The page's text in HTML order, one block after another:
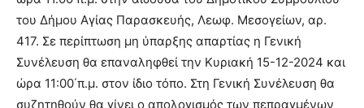
του Δήμου Αγίας Παρασκευής, Λεωφ. Μεσογείων, αρ.
417. Σε περίπτωση μη ύπαρξης απαρτίας η Γενική
Συνέλευση θα επαναληφθεί την Κυριακή 15-12-2024 και
ώρα 11:00΄π.μ. στον ίδιο τόπο. Στη Γενική Συνέλευση θα
συζητηθούν θα γίνει ο απολογισμός των πεπραγμένων